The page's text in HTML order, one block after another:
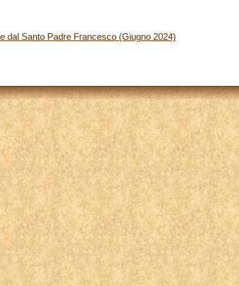
dal Santo Padre Francesco (Giugno 2024)